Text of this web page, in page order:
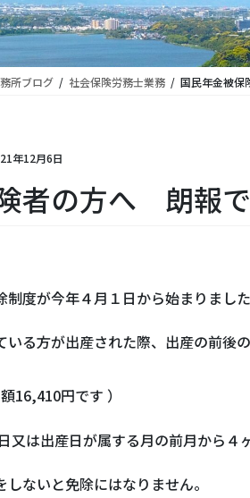
所ブログ 社会保険労務士業務 国民年金被保
年12月6日
者の方へ 朗報で
度が今年４月１日から始まりました
いる方が出産された際、出産の前後
16,410円です ）
又は出産日が属する月の前月から４
ないと免除にはなりません。